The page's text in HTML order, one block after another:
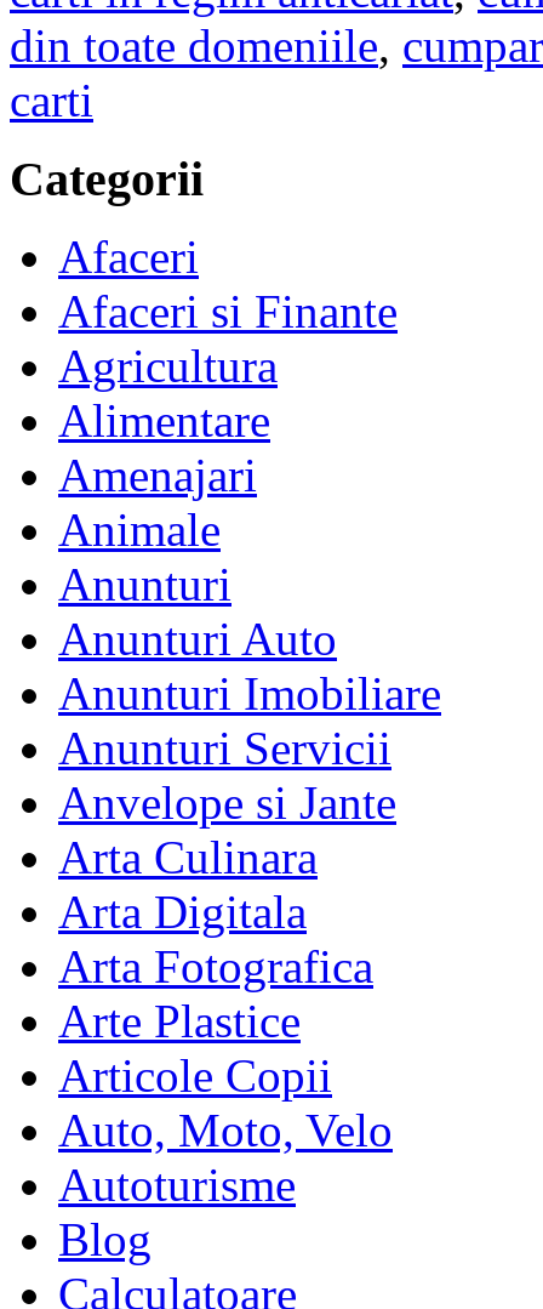
din toate domeniile,
carti
Categorii
Afaceri
Afaceri si Finante
Agricultura
Alimentare
Amenajari
Animale
Anunturi
Anunturi Auto
Anunturi Imobiliare
Anunturi Servicii
Anvelope si Jante
Arta Culinara
Arta Digitala
Arta Fotografica
Arte Plastice
Articole Copii
Auto, Moto, Velo
Autoturisme
Blog
Calculatoare